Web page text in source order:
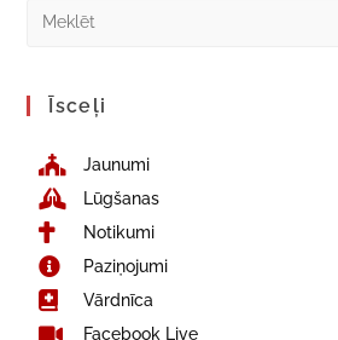
Īsceļi
Jaunumi
Lūgšanas
Notikumi
Paziņojumi
Vārdnīca
Facebook Live